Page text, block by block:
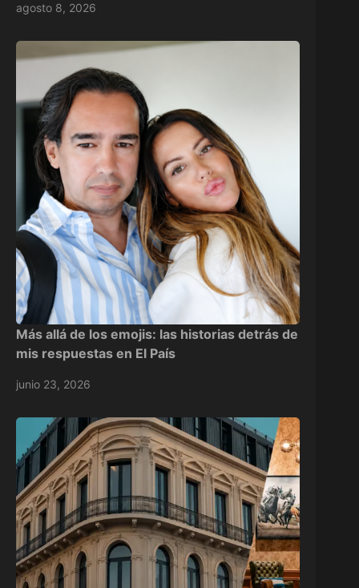
agosto 8, 2026
Más allá de los emojis: las historias detrás de
mis respuestas en El País
junio 23, 2026